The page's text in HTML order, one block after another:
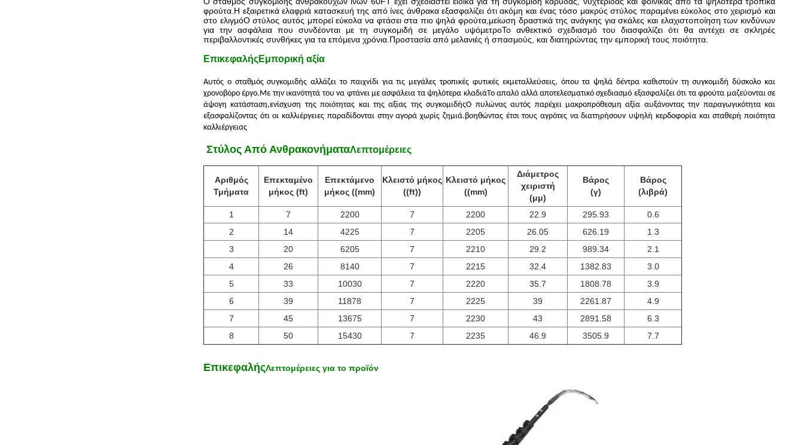
φρούτα.Η εξαιρετικά ελαφριά κατασκευή της από ίνες άνθρακα εξασφαλίζει ότι ακόμη και ένας τόσο μακρύς στύλος παραμένει εύκολος στο χειρισμό και
στο ελιγμόΟ στύλος αυτός μπορεί εύκολα να φτάσει στα πιο ψηλά φρούτα,μείωση δραστικά της ανάγκης για σκάλες και ελαχιστοποίηση των κινδύνων
για την ασφάλεια που συνδέονται με τη συγκομιδή σε μεγάλο υψόμετροΤο ανθεκτικό σχεδιασμό του διασφαλίζει ότι θα αντέχει σε σκληρές
περιβαλλοντικές συνθήκες για τα επόμενα χρόνια.Προστασία από μελανιές ή σπασμούς, και διατηρώντας την εμπορική τους ποιότητα.
ΕπικεφαλήςΕμπορική αξία
Αυτός ο σταθμός συγκομιδής αλλάζει το παιχνίδι για τις μεγάλες τροπικές φυτικές εκμεταλλεύσεις, όπου τα ψηλά δέντρα καθιστούν τη συγκομιδή δύσκολο και
χρονοβόρο έργο.Με την ικανότητά του να φτάνει με ασφάλεια τα ψηλότερα κλαδιάΤο απαλό αλλά αποτελεσματικό σχεδιασμό εξασφαλίζει ότι τα φρούτα μαζεύονται σε
άψογη κατάσταση,ενίσχυση της ποιότητας και της αξίας της συγκομιδήςΟ πυλώνας αυτός παρέχει μακροπρόθεσμη αξία αυξάνοντας την παραγωγικότητα και
εξασφαλίζοντας ότι οι καλλιέργειες παραδίδονται στην αγορά χωρίς ζημιά.βοηθώντας έτσι τους αγρότες να διατηρήσουν υψηλή κερδοφορία και σταθερή ποιότητα
καλλιέργειας
️ Στύλος Από ΑνθρακονήματαΛεπτομέρειες
Αριθμός
Τμήματα
Επεκταμένο
μήκος (ft)
Επεκτάμενο
μήκος ((mm)
Κλειστό μήκος
((ft))
Κλειστό μήκος
((mm)
Διάμετρος
χειριστή
(μμ)
Βάρος
(γ)
Βάρος
(λιβρά)
1 7 2200 7 2200 22.9 295.93
0.6
2
14 4225 7 2205 26.05 626.19
1.3
3
20 6205 7 2210 29.2 989.34
2.1
4
26 8140 7 2215 32.4 1382.83
3.0
5
33 10030 7 2220 35.7 1808.78
3.9
6
39 11878 7 2225 39 2261.87
4.9
7
45 13675 7 2230 43 2891.58
6.3
8
50 15430 7 2235 46.9 3505.9 7.7
ΕπικεφαλήςΛεπτομέρειες για το προϊόν